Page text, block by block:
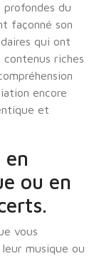
du
façonné son
qui ont
riches
encore
et
en
ou en
vous
musique ou